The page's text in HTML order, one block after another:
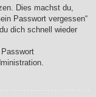
Dies machst du,
Passwort vergessen“
dich schnell wieder